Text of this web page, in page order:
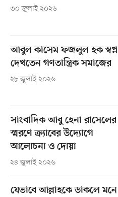
৩০ জুলাই ২০২৬
আবুল কাসেম ফজলুল হক স্বপ্ন
দেখতেন গণতান্ত্রিক সমাজের
২৮ জুলাই ২০২৬
সাংবাদিক আবু হেনা রাসেলের
স্মরণে ক্র্যাবের উদ্যোগে
আলোচনা ও দোয়া
২৪ জুলাই ২০২৬
যেভাবে আল্লাহকে ডাকলে মনে